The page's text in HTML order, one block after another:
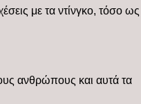
με τα ντίνγκο, τόσο ως
ανθρώπους και αυτά τα